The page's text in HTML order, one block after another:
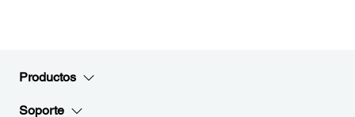
Productos
Soporte